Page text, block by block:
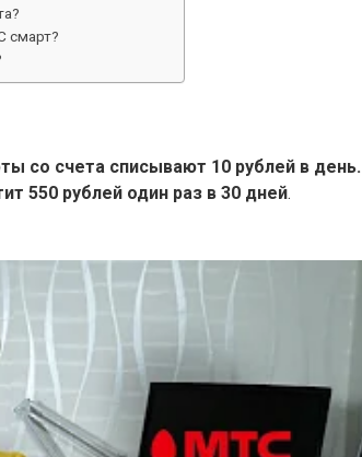
смарт?
со счета списывают 10 рублей в день.
550 рублей один раз в 30 дней.